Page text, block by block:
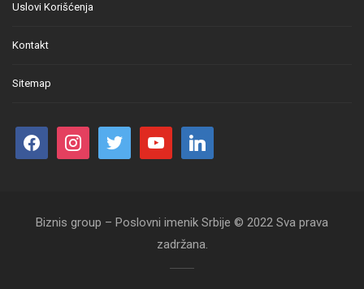
Uslovi Korišćenja
Kontakt
Sitemap
Biznis group – Poslovni imenik Srbije © 2022 Sva prava
zadržana.